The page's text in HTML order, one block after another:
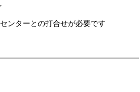
ンターとの打合せが必要です